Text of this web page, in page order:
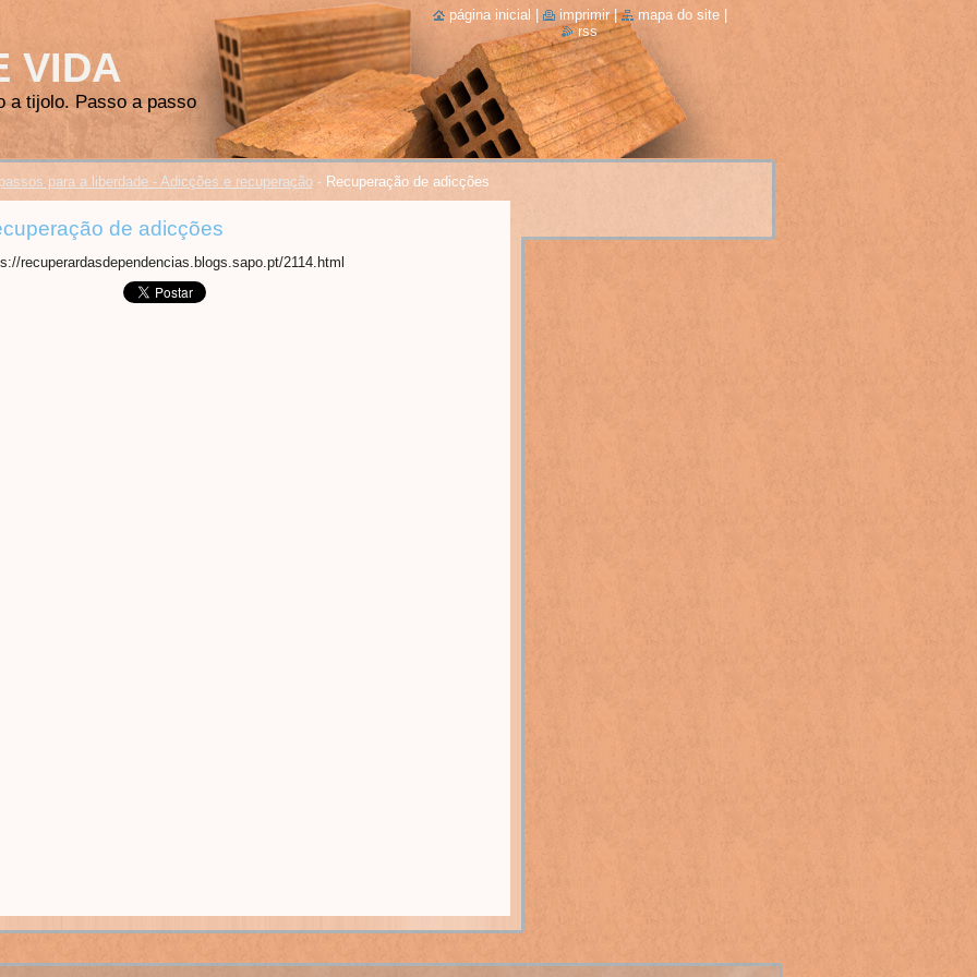
VIDA
a tijolo. Passo a passo
para a liberdade - Adicções e recuperação - Recuperação de adicções
de adicções
recuperardasdependencias.blogs.sapo.pt/2114.html
página inicial imprimir | mapa do site
rss